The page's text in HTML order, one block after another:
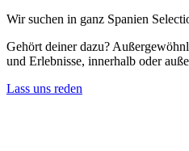
Wir suchen in ganz Spanien
Gehört deiner dazu?
und Erlebnisse, innerhalb oder
Lass uns reden